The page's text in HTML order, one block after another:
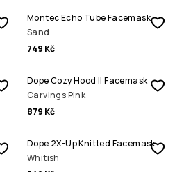
Montec Echo Tube Facemask
Sand
749 Kč
Dope Cozy Hood II Facemask
Carvings Pink
879 Kč
Dope 2X-Up Knitted Facemask
Whitish